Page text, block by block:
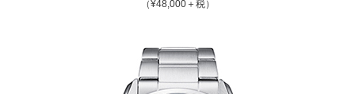
（¥48,000＋税）